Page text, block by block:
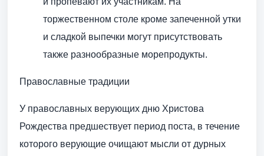
торжественном столе кроме запеченной утки
и сладкой выпечки могут присутствовать
также разнообразные морепродукты.
Православные традиции
У православных верующих дню Христова
Рождества предшествует период поста, в течение
которого верующие очищают мысли от дурных